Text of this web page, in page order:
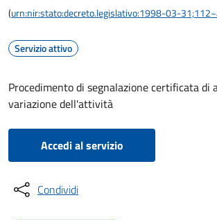
(urn:nir:stato:decreto.legislativo:1998-03-
Servizio attivo
Procedimento di segnalazione certificata di
variazione dell'attività
Accedi al servizio
Condividi